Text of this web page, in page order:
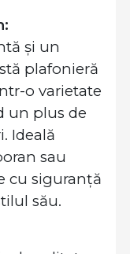
și un
plafonieră
o varietate
un plus de
Ideală
sau
cu siguranță
său.